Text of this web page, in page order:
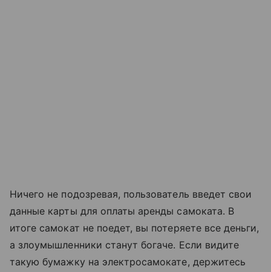
Ничего не подозревая, пользователь введет свои
данные карты для оплаты аренды самоката. В
итоге самокат не поедет, вы потеряете все деньги,
а злоумышленники станут богаче. Если видите
такую бумажку на электросамокате, держитесь